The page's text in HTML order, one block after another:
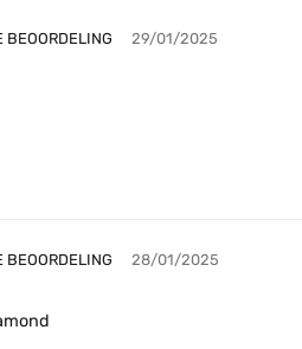
BEOORDELING 29/01/2025
BEOORDELING 28/01/2025